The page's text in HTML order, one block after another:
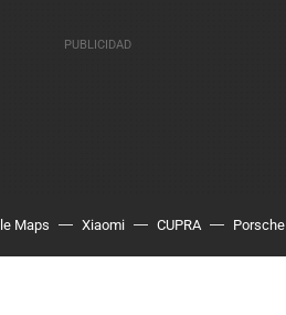
Maps Xiaomi CUPRA Porsche